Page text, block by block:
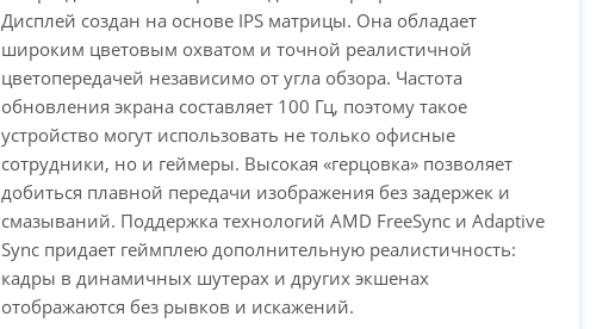
PC-Arena на карте Москвы — Яндекс Карты
Дисплей создан на основе IPS матрицы. Она обладает
широким цветовым охватом и точной реалистичной
цветопередачей независимо от угла обзора. Частота
обновления экрана составляет 100 Гц, поэтому такое
устройство могут использовать не только офисные
сотрудники, но и геймеры. Высокая «герцовка» позволяет
добиться плавной передачи изображения без задержек и
смазываний. Поддержка технологий AMD FreeSync и Adaptive
Sync придает геймплею дополнительную реалистичность:
кадры в динамичных шутерах и других экшенах
отображаются без рывков и искажений.